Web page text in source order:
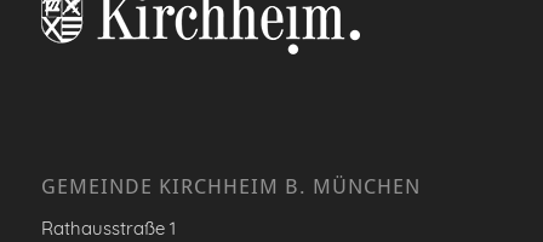
GEMEINDE KIRCHHEIM B. MÜNCHEN
Rathausstraße 1